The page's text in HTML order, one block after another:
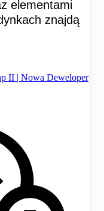
elementami
znajdą
II | Nowa Deweloper